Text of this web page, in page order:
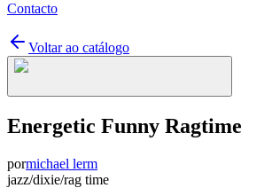
Contacto
Voltar ao catálogo
Energetic Funny Ragtime
pormichael lerm
jazz/dixie/rag time